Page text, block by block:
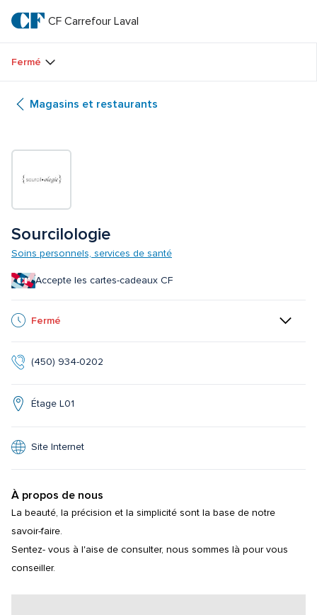
texte
principal
CF
Carrefour
Laval
CF Carrefour Laval
Fermé
Magasins et restaurants
Sourcilologie
Soins personnels, services de santé
Accepte les cartes-cadeaux CF
Fermé
(450) 934-0202
Étage L01
Site Internet
À propos de nous
La beauté, la précision et la simplicité sont la base de notre
savoir-faire.
Sentez- vous à l'aise de consulter, nous sommes là pour vous
conseiller.